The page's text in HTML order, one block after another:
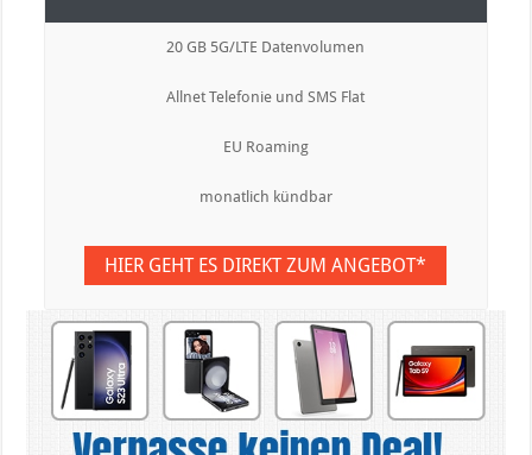
20 GB 5G/LTE Datenvolumen
Allnet Telefonie und SMS Flat
EU Roaming
monatlich kündbar
HIER GEHT ES DIREKT ZUM ANGEBOT*